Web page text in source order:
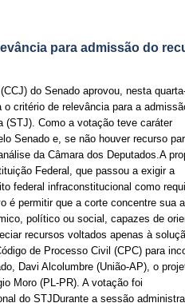
para admissão do
do Senado aprovou, nesta
critério de relevância para a
(STJ). Como a votação teve caráter
Senado e, se não houver recurso
da Câmara dos Deputados.A
Federal, que passou a exigir a
federal infraconstitucional como
é permitir que a corte concentre sua
político ou social, capazes de
recursos voltados apenas à
de Processo Civil (CPC) para
Davi Alcolumbre (União-AP), o
Moro (PL-PR). A votação foi
do STJDurante a sessão